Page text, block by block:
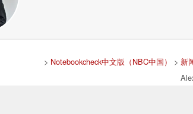
> Notebookcheck中文版（NBC中国） > 新